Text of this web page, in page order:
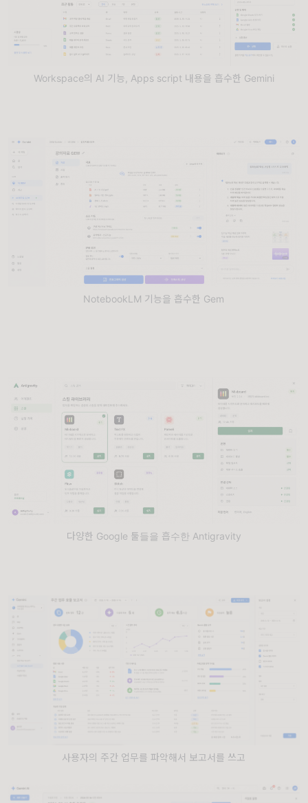
Workspace의 AI 기능, Apps script 내용을 흡수한 Gemini
NotebookLM 기능을 흡수한 Gem
다양한 Google 툴들을 흡수한 Antigravity
사용자의 주간 업무를 파악해서 보고서를 쓰고